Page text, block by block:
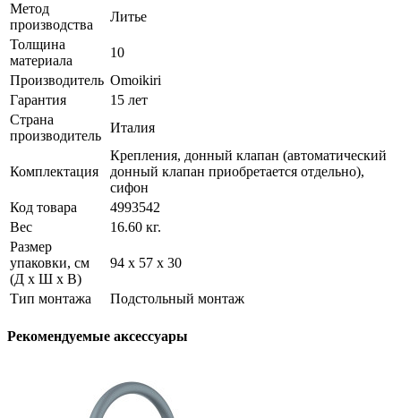
Метод
производства
Литье
Толщина
материала
10
Производитель Omoikiri
Гарантия
15 лет
Страна
производитель
Италия
Комплектация
Крепления, донный клапан (автоматический
донный клапан приобретается отдельно),
сифон
Код товара
4993542
Вес
16.60 кг.
Размер
упаковки, см
(Д х Ш х В)
94 х 57 х 30
Тип монтажа Подстольный монтаж
Рекомендуемые аксессуары